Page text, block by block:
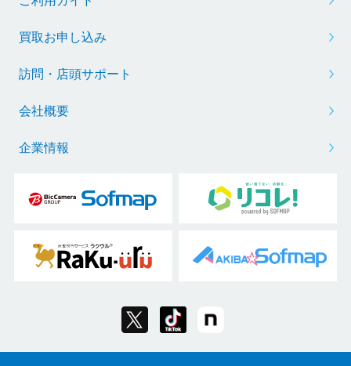
買取お申し込み
訪問・店頭サポート
会社概要
企業情報